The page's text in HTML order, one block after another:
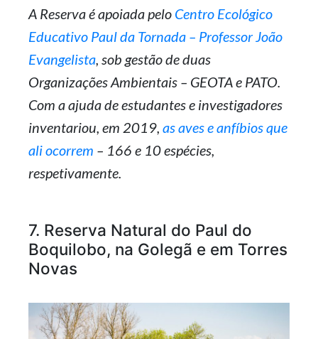
A Reserva é apoiada pelo Centro Ecológico
Educativo Paul da Tornada – Professor João
Evangelista , sob gestão de duas
Organizações Ambientais – GEOTA e PATO.
Com a ajuda de estudantes e investigadores
inventariou, em 2019, as aves e anfíbios que
ali ocorrem – 166 e 10 espécies,
respetivamente.
7. Reserva Natural do Paul do
Boquilobo, na Golegã e em Torres
Novas